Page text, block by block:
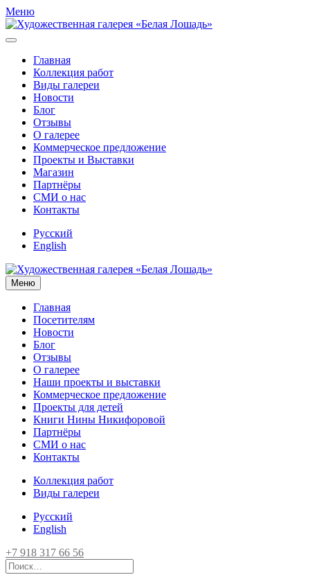
Меню
Главная
Коллекция работ
Виды галереи
Новости
Блог
Отзывы
О галерее
Коммерческое предложение
Проекты и Выставки
Магазин
Партнёры
СМИ о нас
Контакты
Русский
English
Меню
Главная
Посетителям
Новости
Блог
Отзывы
О галерее
Наши проекты и выставки
Коммерческое предложение
Проекты для детей
Книги Нины Никифоровой
Партнёры
СМИ о нас
Контакты
Коллекция работ
Виды галереи
Русский
English
+7 918 317 66 56